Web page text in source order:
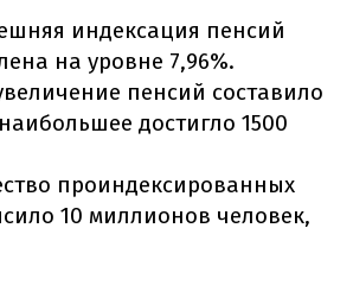
индексация пенсий
на уровне 7,96%.
пенсий составило
достигло 1500
проиндексированных
10 миллионов человек,